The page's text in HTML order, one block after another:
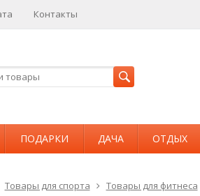
Контакты
ПОДАРКИ ДАЧА ОТДЫХ
Товары для спорта Товары для фитнеса